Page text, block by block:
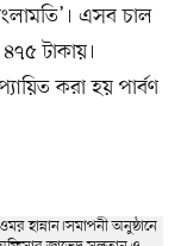
এসব চাল
টাকায়।
করা হয় পার্বণ